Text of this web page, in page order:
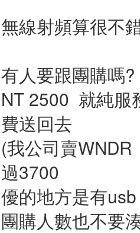
無線射頻算很不
有人要跟團購嗎
NT 2500 就純服
費送回去
(我公司賣
過3700
優的地方是有
團購人數也不要